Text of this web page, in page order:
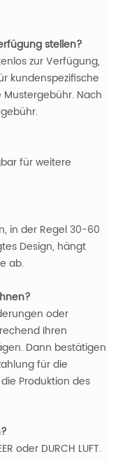
stellen?
zur Verfügung,
kundenspezifische
Nach
für weitere
in der Regel 30-60
Design, hängt
ab.
oder
Ihren
Dann bestätigen
für die
Produktion des
oder DURCH LUFT.